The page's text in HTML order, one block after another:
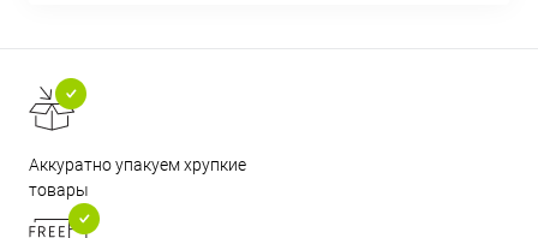
Аккуратно упакуем хрупкие
товары